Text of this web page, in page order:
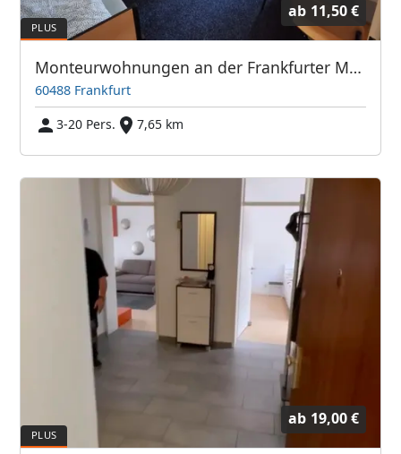
ab 11,50 €
Monteurwohnungen an der Frankfurter Messe / Hauptbahnhof
60488 Frankfurt
3-20 Pers.
7,65 km
ab 19,00 €